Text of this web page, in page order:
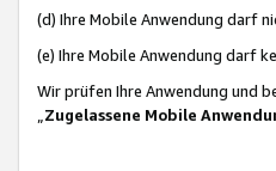
(d) Ihre Mobile Anwendung darf
(e) Ihre Mobile Anwendung darf
Wir prüfen Ihre Anwendung und
„Zugelassene Mobile